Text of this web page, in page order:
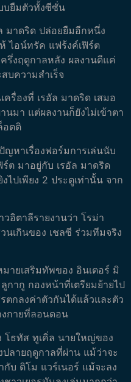
บยืมตัวทั้งซีซั่น
มาดริด ปล่อยยืมอีกหนึ่ง
ไอน์ทรัค แฟร้งค์เฟิร์ต
รึ่งฤดูกาลหลัง ผลงานดีแค่
บความสำเร็จ
ครื่องที่ เรอัล มาดริด เสมอ
มา แต่ผลงานก็ยังไม่เข้าตา
อตติ
หาเรื่องฟอร์มการเล่นนับ
ต มาอยู่กับ เรอัล มาดริด
ไปเพียง 2 ประตูเท่านั้น จาก
อิตาลีรายงานว่า โรม่า
เกินของ เชลซี ร่วมทีมจริง
ายเสริมทัพของ อินเตอร์ มิ
กากู กองหน้าที่เตรียมย้ายไป
ตกลงค่าตัวกันได้แล้วและตัว
งกายที่ลอนดอน
โธทัส ทูเคิ่ล นายใหญ่ของ
ลายฤดูกาลที่ผ่าน แม้ว่าจะ
บ ติโม แวร์เนอร์ แม้จะลง